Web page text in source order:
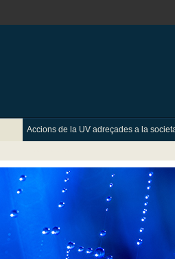
Accions de la UV adreçades a la